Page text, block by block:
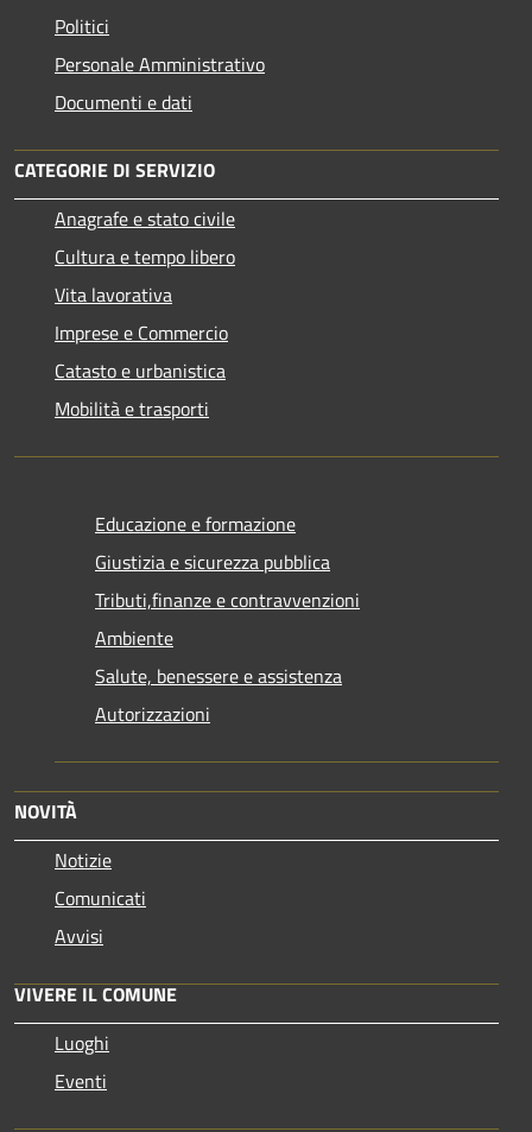
Politici
Personale Amministrativo
Documenti e dati
CATEGORIE DI SERVIZIO
Anagrafe e stato civile
Cultura e tempo libero
Vita lavorativa
Imprese e Commercio
Catasto e urbanistica
Mobilità e trasporti
Educazione e formazione
Giustizia e sicurezza pubblica
Tributi,finanze e contravvenzioni
Ambiente
Salute, benessere e assistenza
Autorizzazioni
NOVITÀ
Notizie
Comunicati
Avvisi
VIVERE IL COMUNE
Luoghi
Eventi